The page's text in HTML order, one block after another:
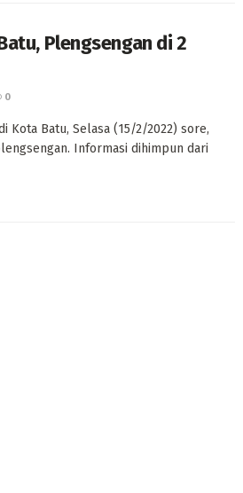
Plengsengan di 2
0
Kota Batu, Selasa (15/2/2022) sore,
Informasi dihimpun dari